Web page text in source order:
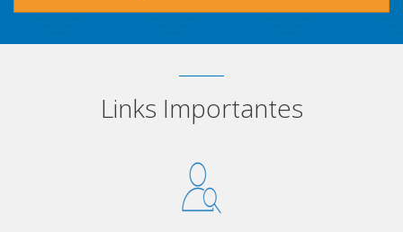
Links Importantes